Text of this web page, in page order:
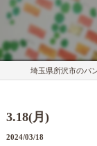
埼玉県所沢市のパ
3.18(月)
2024/03/18